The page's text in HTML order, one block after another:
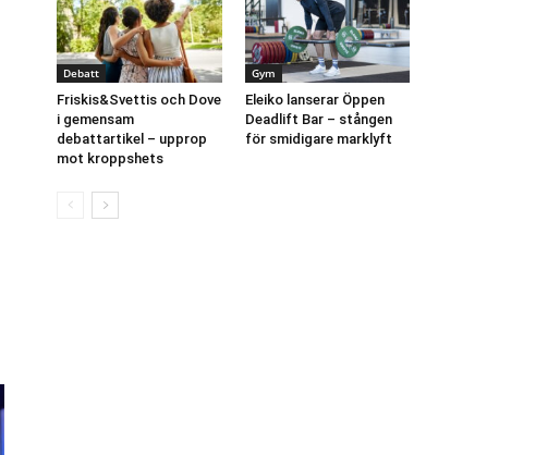
Debatt
Friskis&Svettis och Dove
i gemensam
debattartikel – upprop
mot kroppshets
Gym
Eleiko lanserar Öppen
Deadlift Bar – stången
för smidigare marklyft